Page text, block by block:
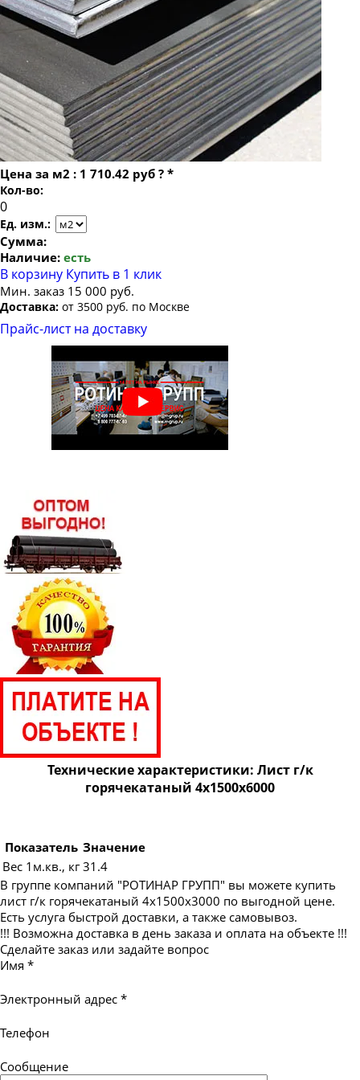
Лист г/к горячекатаный 5х1500х6000
Лист г/к горячекатаный 5.5х1500х3000
Лист г/к горячекатаный 6х1500х3000
Лист г/к горячекатаный 6х1500х6000
Лист г/к горячекатаный 6х1500х6500
Лист г/к горячекатаный 7х1500х6000
Лист г/к горячекатаный 8х1200х1500
Лист г/к горячекатаный 8х1500х3000
Лист г/к горячекатаный 9х1500х6000
Лист г/к горячекатаный 10х1500х3000
Лист г/к горячекатаный 10х1500х6000
Лист г/к горячекатаный 10х2000х2000
Лист г/к горячекатаный 10х2000х6000
Лист г/к горячекатаный 12х1500х3000
Лист г/к горячекатаный 12х1500х6000
Лист г/к горячекатаный 12х2000х6000
Лист г/к горячекатаный 14х1500х3000
Лист г/к горячекатаный 16х1500х3000
Лист г/к горячекатаный 16х1500х6000
Лист г/к горячекатаный 16х2000х6000
Лист г/к горячекатаный 18х1500х6000
Лист г/к горячекатаный 18х2000х6000
Лист г/к горячекатаный 20х1500х6000
Лист г/к горячекатаный 20х2000х6000
Лист г/к горячекатаный 22х1500х6000
Лист г/к горячекатаный 22х2000х6000
Лист г/к горячекатаный 24х1500х6000
Лист г/к горячекатаный 25х1500х6000
Лист г/к горячекатаный 25х2000х6000
Лист г/к горячекатаный 32х1500х6000
Лист г/к горячекатаный 32х2000х6000
Лист г/к горячекатаный 35х1500х6000
Лист г/к горячекатаный 35х2000х6000
Лист г/к горячекатаный 36х2000х6000
Лист г/к горячекатаный 40х1500х6000
Цена за м2 : 1 710.42 руб ? *
Кол-во:
Ед. изм.:
Сумма:
Наличие: есть
В корзину Купить в 1 клик
Мин. заказ 15 000 руб.
Доставка: от 3500 руб. по Москве
Прайс-лист на доставку
Технические характеристики: Лист г/к
горячекатаный 4х1500х6000
Показатель Значение
Вес 1м.кв., кг 31.4
В группе компаний "РОТИНАР ГРУПП" вы можете купить
лист г/к горячекатаный 4х1500х3000 по выгодной цене.
Есть услуга быстрой доставки, а также самовывоз.
!!! Возможна доставка в день заказа и оплата на объекте !!!
Сделайте заказ или задайте вопрос
Имя *
Электронный адрес *
Телефон
Сообщение